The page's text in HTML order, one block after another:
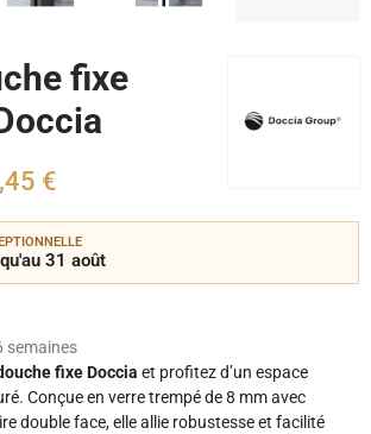
fixe
€
31 août
semaines
fixe Doccia et profitez d’un espace
Conçue en verre trempé de 8 mm avec
double face, elle allie robustesse et facilité